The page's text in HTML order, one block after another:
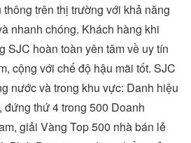
trên thị trường với khả năng
nhanh chóng. Khách hàng khi
SJC hoàn toàn yên tâm về uy tín
cộng với chế độ hậu mãi tốt. SJC
nước và trong khu vực: Danh hiệu
thứ 4 trong 500 Doanh
giải Vàng Top 500 nhà bán lẻ